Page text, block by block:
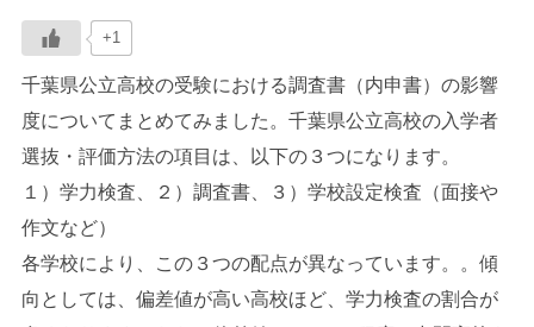
+1
千葉県公立高校の受験における調査書（内申書）の影響
度についてまとめてみました。千葉県公立高校の入学者
選抜・評価方法の項目は、以下の３つになります。
１）学力検査、２）調査書、３）学校設定検査（面接や
作文など）
各学校により、この３つの配点が異なっています。。傾
向としては、偏差値が高い高校ほど、学力検査の割合が